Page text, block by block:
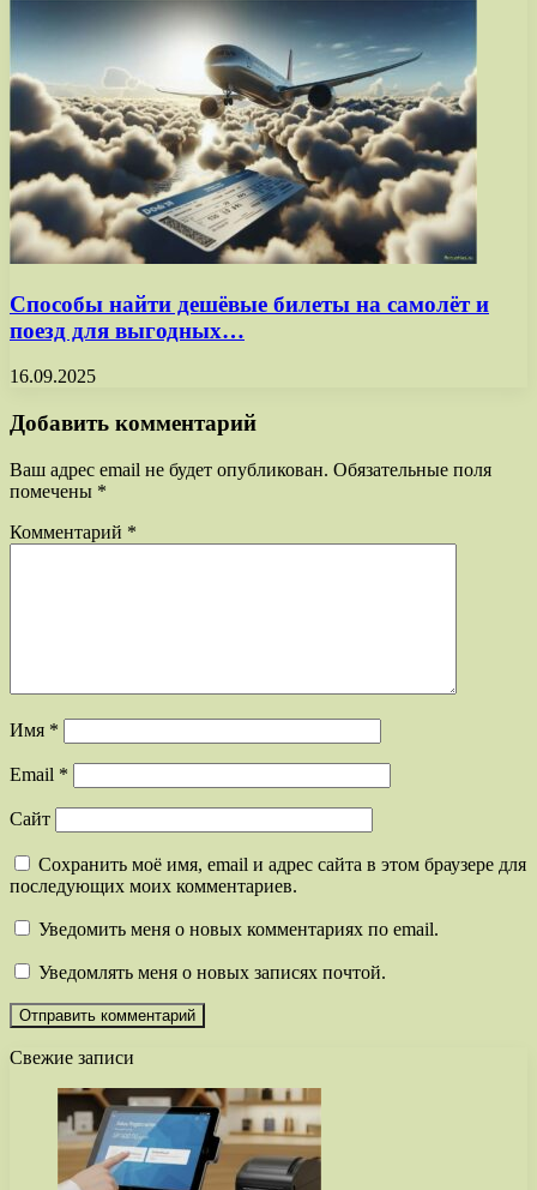
Способы найти дешёвые билеты на самолёт и
поезд для выгодных…
16.09.2025
Добавить комментарий
Ваш адрес email не будет опубликован. Обязательные поля
помечены *
Комментарий *
Имя *
Email *
Сайт
Сохранить моё имя, email и адрес сайта в этом браузере для
последующих моих комментариев.
Уведомить меня о новых комментариях по email.
Уведомлять меня о новых записях почтой.
Свежие записи